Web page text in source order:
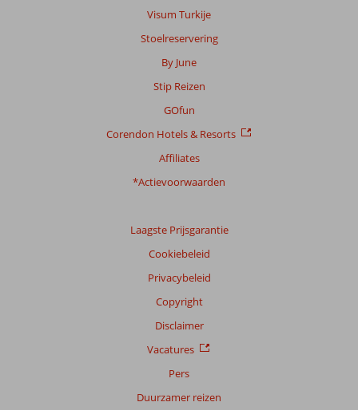
Visum Turkije
Stoelreservering
By June
Stip Reizen
GOfun
Corendon Hotels & Resorts
Affiliates
*Actievoorwaarden
Laagste Prijsgarantie
Cookiebeleid
Privacybeleid
Copyright
Disclaimer
Vacatures
Pers
Duurzamer reizen